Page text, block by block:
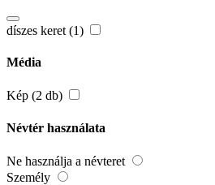
díszes keret (1)
Média
Kép (2 db)
Névtér használata
Ne használja a névteret
Személy